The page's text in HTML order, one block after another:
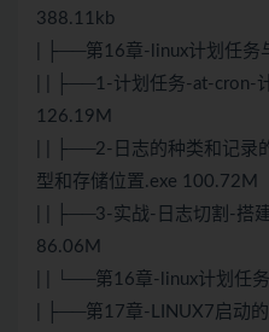
388.11kb
| ├──第16章-linux计划任务
| | ├──1-计划任务-at-cron-
126.19M
| | ├──2-日志的种类和记录
型和存储位置.exe 100.72M
| | ├──3-实战-日志切割-搭
86.06M
| | └──第16章-linux计划任
| ├──第17章-LINUX7启动